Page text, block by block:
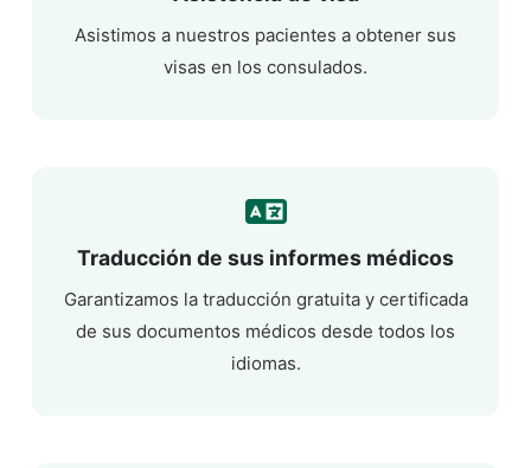
Asistimos a nuestros pacientes a obtener sus
visas en los consulados.
Traducción de sus informes médicos
Garantizamos la traducción gratuita y certificada
de sus documentos médicos desde todos los
idiomas.